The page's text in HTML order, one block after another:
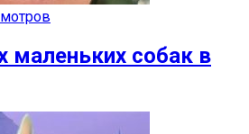
маленьких собак в